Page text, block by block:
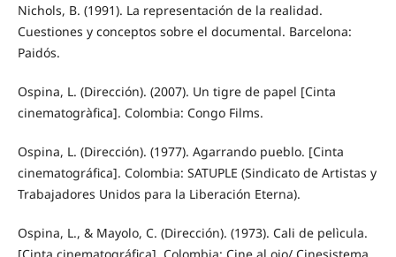
Nichols, B. (1991). La representación de la realidad.
Cuestiones y conceptos sobre el documental. Barcelona:
Paidós.
Ospina, L. (Dirección). (2007). Un tigre de papel [Cinta
cinematogràfica]. Colombia: Congo Films.
Ospina, L. (Dirección). (1977). Agarrando pueblo. [Cinta
cinematográfica]. Colombia: SATUPLE (Sindicato de Artistas y
Trabajadores Unidos para la Liberación Eterna).
Ospina, L., & Mayolo, C. (Dirección). (1973). Cali de pelìcula.
[Cinta cinematográfica]. Colombia: Cine al ojo/ Cinesistema.